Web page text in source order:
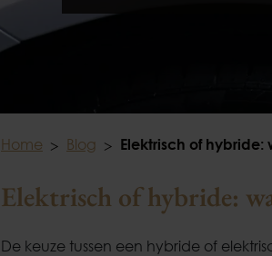
Home Blog Elektrisch of hybride:
Elektrisch of hybride:
De keuze tussen een hybride of